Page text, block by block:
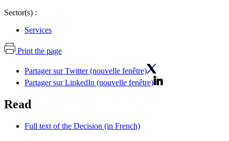
Sector(s) :
Services
Print the page
Partager sur Twitter (nouvelle fenêtre)
Partager sur LinkedIn (nouvelle fenêtre)
Read
Full text of the Decision (in French)